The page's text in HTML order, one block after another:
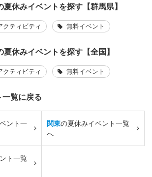
休みイベントを探す【群馬県】
クティビティ 無料イベント
休みイベントを探す【全国】
クティビティ 無料イベント
覧に戻る
ント一
関東の夏休みイベント一覧
へ
ト一覧